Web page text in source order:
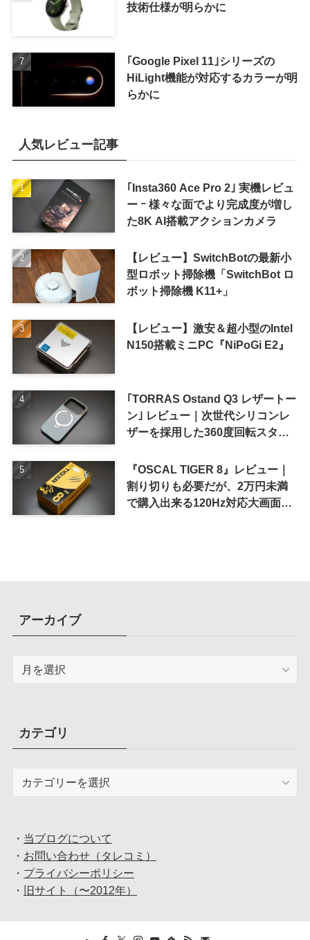
技術仕様が明らかに
｢Google Pixel 11｣シリーズの
HiLight機能が対応するカラーが明
らかに
人気レビュー記事
｢Insta360 Ace Pro 2｣ 実機レビュ
ー ｰ 様々な面でより完成度が増し
た8K AI搭載アクションカメラ
【レビュー】SwitchBotの最新小
型ロボット掃除機「SwitchBot ロ
ボット掃除機 K11+」
【レビュー】激安＆超小型のIntel
N150搭載ミニPC『NiPoGi E2』
｢TORRAS Ostand Q3 レザートー
ン｣ レビュー｜次世代シリコンレ
ザーを採用した360度回転スタン
『OSCAL TIGER 8』レビュー｜
割り切りも必要だが、2万円未満
で購入出来る120Hz対応大画面ス
アーカイブ
ブカテゴリ
・ 当ブログについて
・ お問い合わせ（タレコミ）
・ プライバシーポリシー
・
旧サイト（〜2012年）